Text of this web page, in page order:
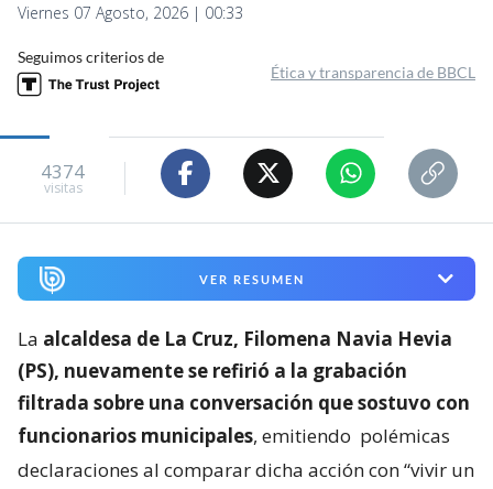
Viernes 07 Agosto, 2026 | 00:33
Seguimos criterios de
Ética y transparencia de BBCL
4374
visitas
VER RESUMEN
La alcaldesa de La Cruz, Filomena Navia Hevia
(PS), nuevamente se refirió a la grabación
filtrada sobre una conversación que sostuvo con
funcionarios municipales, emitiendo polémicas
declaraciones al comparar dicha acción con “vivir un